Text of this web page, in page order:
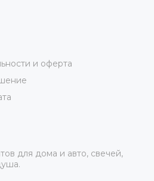
и оферта
для дома и авто, свечей,